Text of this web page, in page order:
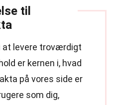
til
at levere troværdigt
er kernen i, hvad
på vores side er
som dig,